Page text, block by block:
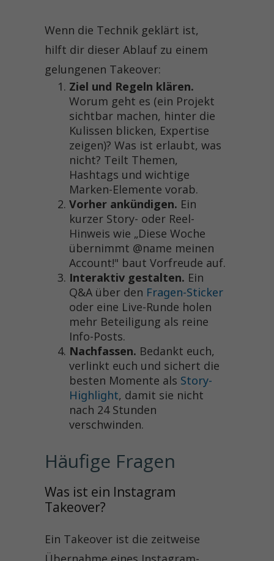
Wenn die Technik geklärt ist,
hilft dir dieser Ablauf zu einem
gelungenen Takeover:
Ziel und Regeln klären.
Worum geht es (ein Projekt
sichtbar machen, hinter die
Kulissen blicken, Expertise
zeigen)? Was ist erlaubt, was
nicht? Teilt Themen,
Hashtags und wichtige
Marken-Elemente vorab.
Vorher ankündigen. Ein
kurzer Story- oder Reel-
Hinweis wie „Diese Woche
übernimmt @name meinen
Account!" baut Vorfreude auf.
Interaktiv gestalten. Ein
Q&A über den Fragen-Sticker
oder eine Live-Runde holen
mehr Beteiligung als reine
Info-Posts.
Nachfassen. Bedankt euch,
verlinkt euch und sichert die
besten Momente als Story-
Highlight, damit sie nicht
nach 24 Stunden
verschwinden.
Häufige Fragen
Was ist ein Instagram
Takeover?
Ein Takeover ist die zeitweise